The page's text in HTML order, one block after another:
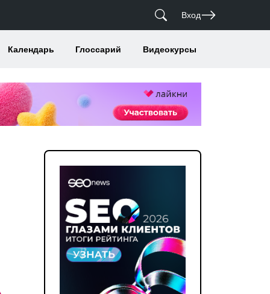
Вход
Календарь Глоссарий Видеокурсы